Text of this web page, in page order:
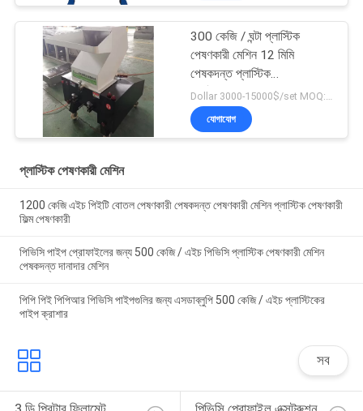
300 কেজি / ঘন্টা প্লাস্টিক
পেষণকারী মেশিন 12 মিমি
পেষকদন্ত প্লাস্টিক
পুনর্ব্যবহারযোগ্য মেশিন
যোগাযোগ
প্লাস্টিক পেষণকারী মেশিন
1200 কেজি এইচ পিইটি বোতল পেষণকারী পেষকদন্ত পেষণকারী মেশিন প্লাস্টিক পেষণকারী
ফিল্ম পেষণকারী
পিভিসি পাইপ প্রোফাইলের জন্য 500 কেজি / এইচ পিভিসি প্লাস্টিক পেষণকারী মেশিন
পেষকদন্ত দানাদার মেশিন
পিপি পিই পিপিআর পিভিসি পাইপগুলির জন্য এসডাব্লুপি 500 কেজি / এইচ প্লাস্টিকের
পাইপ ক্রাশার
সব